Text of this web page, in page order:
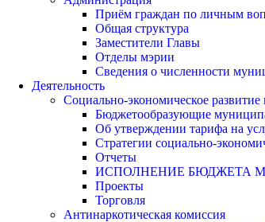
Приём граждан по личным
Общая структура
Заместители Главы
Отделы мэрии
Сведения о численности
Деятельность
Социально-экономическое развитие
Бюджетообразующие
Об утверждении тарифа на
Стратегии социально-
Отчеты
ИСПОЛНЕНИЕ БЮДЖЕТА
Проекты
Торговля
Антинаркотическая комиссия